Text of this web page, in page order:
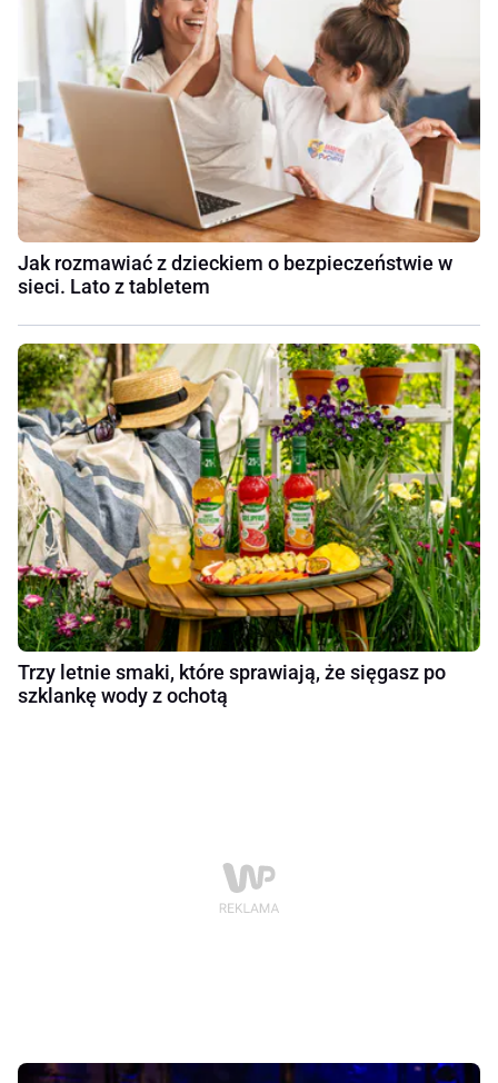
Jak rozmawiać z dzieckiem o bezpieczeństwie w
sieci. Lato z tabletem
Trzy letnie smaki, które sprawiają, że sięgasz po
szklankę wody z ochotą